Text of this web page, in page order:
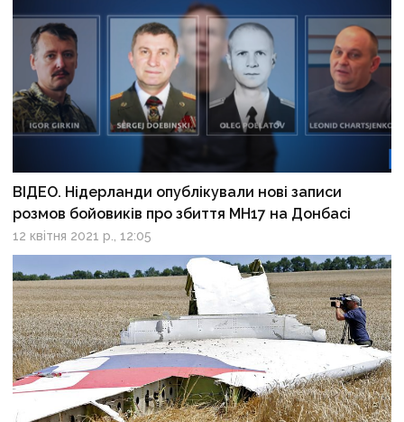
ВІДЕО. Нідерланди опублікували нові записи
розмов бойовиків про збиття МН17 на Донбасі
12 квітня 2021 р., 12:05